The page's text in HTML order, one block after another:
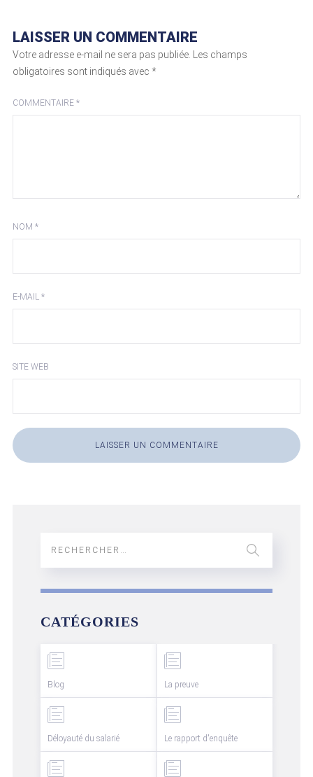
LAISSER UN COMMENTAIRE
Votre adresse e-mail ne sera pas publiée. Les champs
obligatoires sont indiqués avec *
COMMENTAIRE *
NOM *
E-MAIL *
SITE WEB
CATÉGORIES
Blog
Déloyauté du salarié
La preuve
Le rapport d'enquête